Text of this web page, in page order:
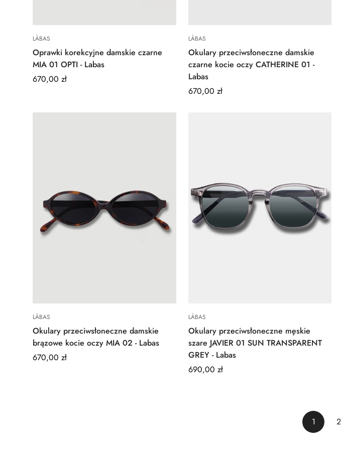
LÀBAS
Oprawki korekcyjne damskie czarne
MIA 01 OPTI - Labas
Regular
670,00 zł
LÀBAS
Okulary przeciwsłoneczne damskie
czarne kocie oczy CATHERINE 01 -
Labas
Regular
670,00 zł
LÀBAS
Okulary przeciwsłoneczne damskie
brązowe kocie oczy MIA 02 - Labas
Regular
670,00 zł
LÀBAS
Okulary przeciwsłoneczne męskie
szare JAVIER 01 SUN TRANSPARENT
GREY - Labas
Regular
690,00 zł
1 2